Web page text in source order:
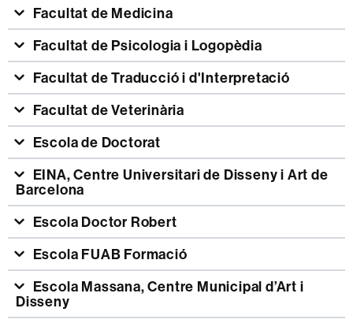
Facultat de Medicina
Facultat de Psicologia i Logopèdia
Facultat de Traducció i d'Interpretació
Facultat de Veterinària
Escola de Doctorat
Barcelona
Escola Doctor Robert
Escola FUAB Formació
Disseny